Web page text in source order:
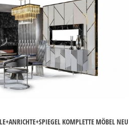
KOMPLETTE MÖBEL NEU